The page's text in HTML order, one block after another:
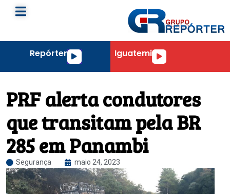
RepórterTocador
IguatemiTocador
PRF alerta condutores
que transitam pela BR
285 em Panambi
Segurança maio 24, 2023